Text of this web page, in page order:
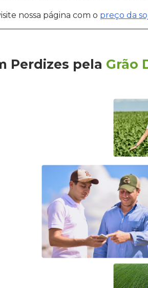
nossa página com o preço da
Perdizes pela Grão